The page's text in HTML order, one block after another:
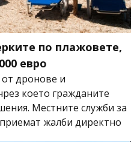
по плажовете,
евро
дронове и
което гражданите
Местните служби за
жалби директно